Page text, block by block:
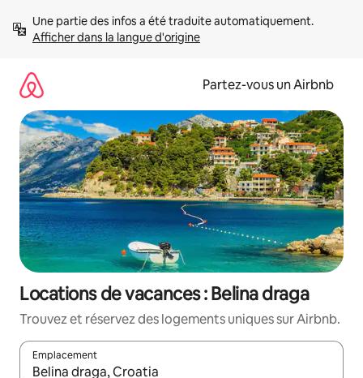
directement
Afficher dans la langue d'origine
Partez-vous un Airbnb
Locations de vacances : Belina draga
Trouvez et réservez des logements uniques sur Airbnb.
Emplacement
Quand les résultats sont affichés, parcourez-les en utilisant